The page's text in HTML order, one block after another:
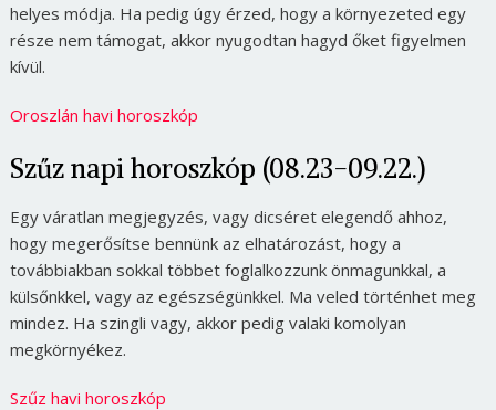
helyes módja. Ha pedig úgy érzed, hogy a környezeted egy
része nem támogat, akkor nyugodtan hagyd őket figyelmen
kívül.
Oroszlán havi horoszkóp
Szűz napi horoszkóp (08.23-09.22.)
Egy váratlan megjegyzés, vagy dicséret elegendő ahhoz,
hogy megerősítse bennünk az elhatározást, hogy a
továbbiakban sokkal többet foglalkozzunk önmagunkkal, a
külsőnkkel, vagy az egészségünkkel. Ma veled történhet meg
mindez. Ha szingli vagy, akkor pedig valaki komolyan
megkörnyékez.
Szűz havi horoszkóp